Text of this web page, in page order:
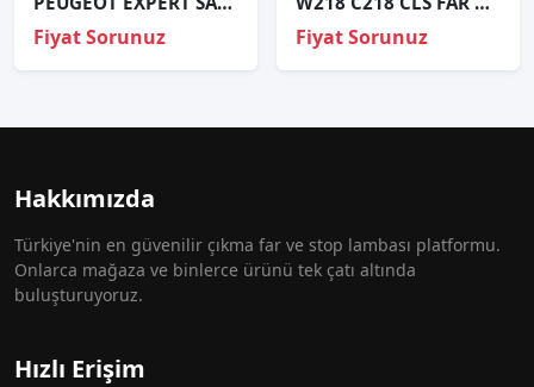
Fiyat Sorunuz Fiyat Sorunuz
Hakkımızda
Türkiye'nin en güvenilir çıkma far ve stop lambası platformu.
Onlarca mağaza ve binlerce ürünü tek çatı altında
buluşturuyoruz.
Hızlı Erişim